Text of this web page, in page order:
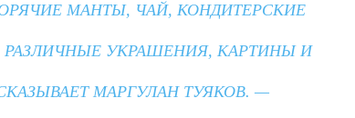
МАНТЫ, ЧАЙ, КОНДИТЕРСКИЕ
РАЗЛИЧНЫЕ УКРАШЕНИЯ, КАРТИНЫ И
МАРГУЛАН ТУЯКОВ. —